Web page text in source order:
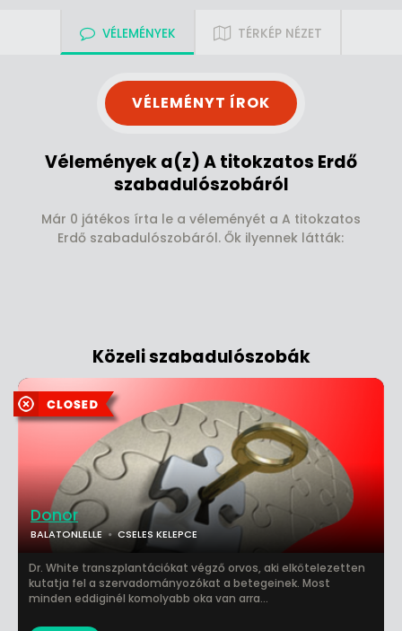
VÉLEMÉNYEK TÉRKÉP NÉZET
VÉLEMÉNYT ÍROK
Vélemények a(z) A titokzatos Erdő
szabadulószobáról
Már 0 játékos írta le a véleményét a A titokzatos
Erdő szabadulószobáról. Ők ilyennek látták:
Közeli szabadulószobák
Donor
BALATONLELLE CSELES KELEPCE
Dr. White transzplantációkat végző orvos, aki elkötelezetten
kutatja fel a szervadományozókat a betegeinek. Most
minden eddiginél komolyabb oka van arra...